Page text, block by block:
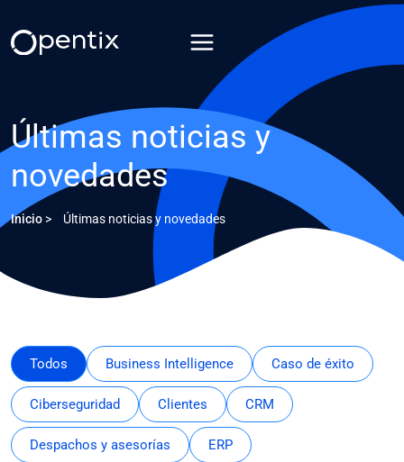
contenido
Últimas noticias y
novedades
Inicio > Últimas noticias y novedades
Todos Business Intelligence Caso de éxito
Ciberseguridad Clientes CRM
Despachos y asesorías ERP